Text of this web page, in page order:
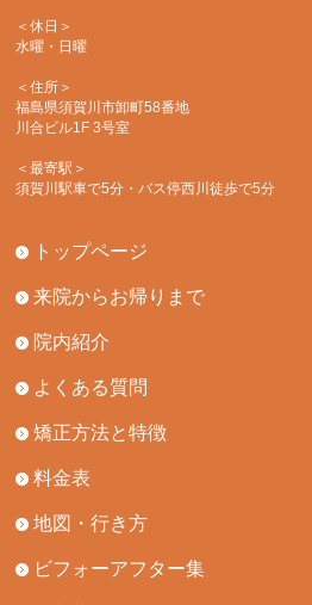
＜休日＞
水曜・日曜
＜住所＞
福島県須賀川市卸町58番地
川合ビル1F 3号室
＜最寄駅＞
須賀川駅車で5分・バス停西川徒歩で5分
トップページ
来院からお帰りまで
院内紹介
よくある質問
矯正方法と特徴
料金表
地図・行き方
ビフォーアフター集